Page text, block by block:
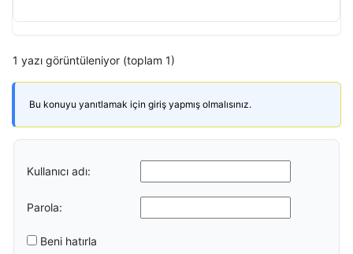
1 yazı görüntüleniyor (toplam 1)
Bu konuyu yanıtlamak için giriş yapmış olmalısınız.
Kullanıcı adı:
Parola:
Beni hatırla